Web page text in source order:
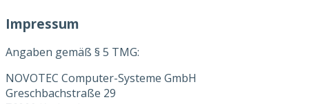
Impressum
Angaben gemäß § 5 TMG:
NOVOTEC Computer-Systeme GmbH
Greschbachstraße 29